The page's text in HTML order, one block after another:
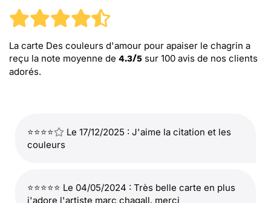
La carte Des couleurs d'amour pour apaiser le chagrin a
reçu la note moyenne de 4.3/5 sur 100 avis de nos clients
adorés.
⭐⭐⭐⭐
Le 17/12/2025 : J'aime la citation et les
couleurs
⭐⭐⭐⭐⭐ Le 04/05/2024 : Très belle carte en plus
j'adore l'artiste marc chagall. merci